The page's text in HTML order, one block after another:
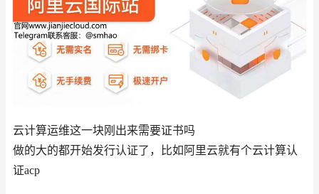
云计算运维这一块刚出来需要证书吗
做的大的都开始发行认证了，比如阿里云就有个云计算认
证acp